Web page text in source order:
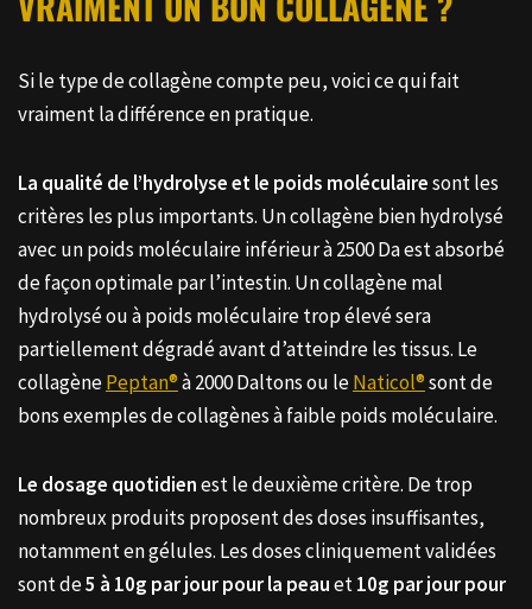
Si le type de collagène compte peu, voici ce qui fait
vraiment la différence en pratique.
La qualité de l’hydrolyse et le poids moléculairesont les
critères les plus importants. Un collagène bien hydrolysé
avec un poids moléculaire inférieur à 2500 Da est absorbé
de façon optimale par l’intestin. Un collagène mal
hydrolysé ou à poids moléculaire trop élevé sera
partiellement dégradé avant d’atteindre les tissus. Le
collagènePeptan®à 2000 Daltons ou leNaticol®sont de
bons exemples de collagènes à faible poids moléculaire.
Le dosage quotidienest le deuxième critère. De trop
nombreux produits proposent des doses insuffisantes,
notamment en gélules. Les doses cliniquement validées
sont de5 à 10g par jour pour la peauet10g par jour pour